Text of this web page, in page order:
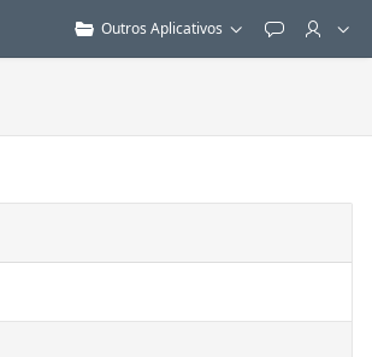
Outros Aplicativos Feedback